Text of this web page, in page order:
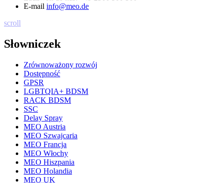
E-mail info@meo.de
scroll
Słowniczek
Zrównoważony rozwój
Dostępność
GPSR
LGBTQIA+ BDSM
RACK BDSM
SSC
Delay Spray
MEO Austria
MEO Szwajcaria
MEO Francja
MEO Włochy
MEO Hiszpania
MEO Holandia
MEO UK